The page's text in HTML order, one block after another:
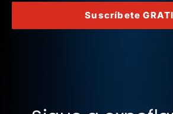
Suscríbete